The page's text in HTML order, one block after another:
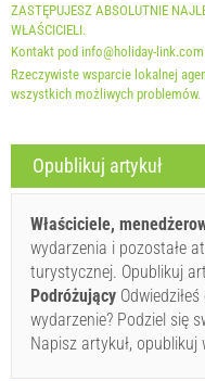
Zarezerwuj i
If you don"t want to
questions, please fill
Inquiry".
ZASTĘPUJESZ ABSOLUTNIE
WŁAŚCICIELI.
Kontakt pod info@holiday-
Rzeczywiste wsparcie lokalnej
wszystkich możliwych problemów.
Opublikuj artykuł
Właściciele,
wydarzenia i pozostałe
turystycznej. Opublikuj
Podróżujący
wydarzenie? Podziel się
Napisz artykuł, opublikuj